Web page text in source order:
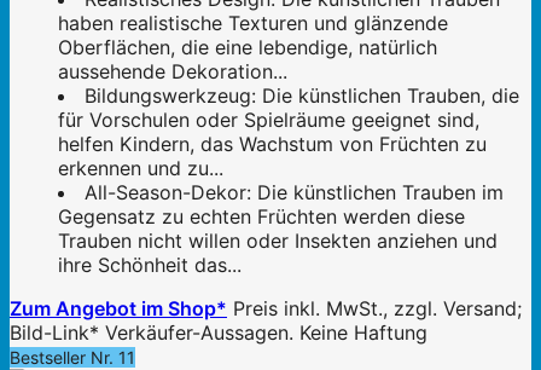
haben realistische Texturen und glänzende
Oberflächen, die eine lebendige, natürlich
aussehende Dekoration...
Bildungswerkzeug: Die künstlichen Trauben, die
für Vorschulen oder Spielräume geeignet sind,
helfen Kindern, das Wachstum von Früchten zu
erkennen und zu...
All-Season-Dekor: Die künstlichen Trauben im
Gegensatz zu echten Früchten werden diese
Trauben nicht willen oder Insekten anziehen und
ihre Schönheit das...
Zum Angebot im Shop* Preis inkl. MwSt., zzgl. Versand;
Bild-Link* Verkäufer-Aussagen. Keine Haftung
Bestseller Nr. 11